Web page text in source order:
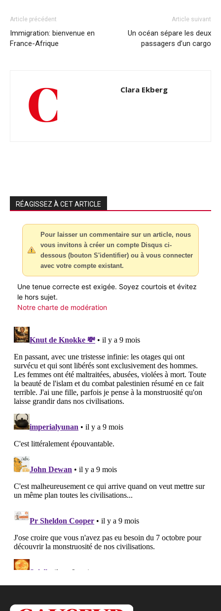
Article précédent
Immigration: bienvenue en
France-Afrique
Article suivant
Un océan sépare les deux
passagers d’un cargo
Clara Ekberg
RÉAGISSEZ À CET ARTICLE
Pour laisser un commentaire sur un article, nous
vous invitons à créer un compte Disqus ci-
dessous (bouton S'identifier) ou à vous connecter
avec votre compte existant.
Une tenue correcte est exigée. Soyez courtois et évitez
le hors sujet.
Notre charte de modération